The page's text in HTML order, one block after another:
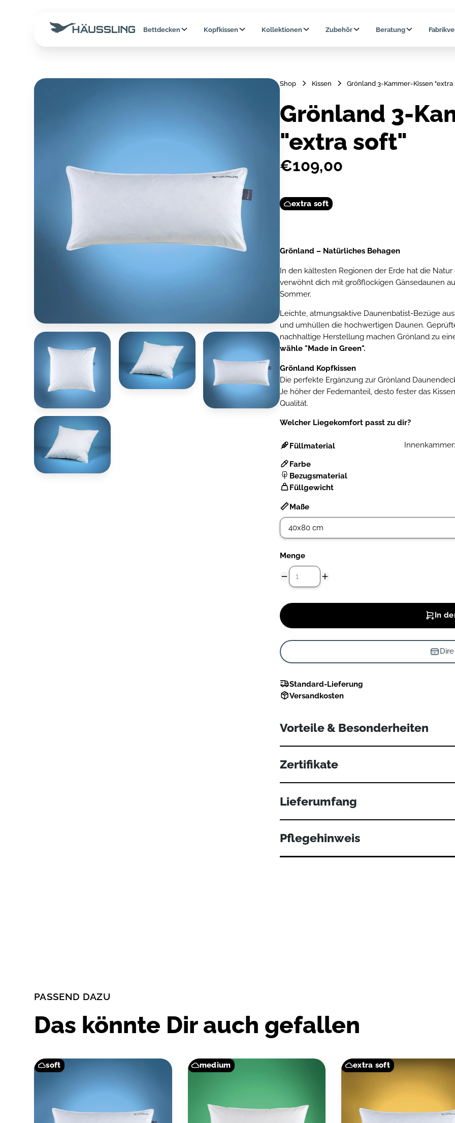
Bettdecken Kopfkissen Kollektionen Zubehör Beratung
Shop Kissen Grönland 3-Kammer-Kissen "extra
Grönland 3-
"extra soft"
€109,00
extra soft
Grönland – Natürliches Behagen
In den kältesten Regionen der Erde hat die
verwöhnt dich mit großflockigen Gänsedaunen
Sommer.
Leichte, atmungsaktive Daunenbatist-Bezüge
und umhüllen die hochwertigen Daunen.
nachhaltige Herstellung machen Grönland zu
wähle "Made in Green".
Grönland Kopfkissen
Die perfekte Ergänzung zur Grönland
Je höher der Federnanteil, desto fester das
Qualität.
Welcher Liegekomfort passt zu dir?
Füllmaterial
Farbe
Bezugsmaterial
Füllgewicht
Maße
Menge
In
Standard-Lieferung
Versandkosten
Vorteile & Besonderheiten
„Made in Green“ – zertifizierte Nachhaltigkeit
Ideal für Seitenschläfer
Zertifikate
Lieferumfang
Pflegehinweis
(max. 2/3 gefüllt). Bei einer zu kleinen Trommel
führen kann. Trockne die Bettwaren niemals im
Restfeuchte vorhanden sein. Schüttle das
Durch den Gebrauch unterliegen die
PASSEND DAZU
Das könnte Dir auch gefallen
soft medium extra soft